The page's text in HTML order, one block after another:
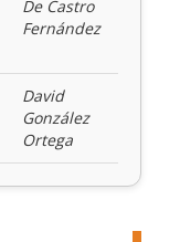
De Castro
Fernández
David
González
Ortega